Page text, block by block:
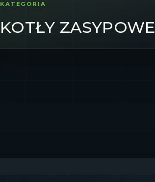
KATEGORIA
KOTŁY ZASYPOWE